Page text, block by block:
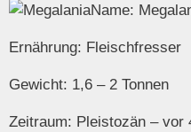
Name:
Ernährung: Fleischfresser
Gewicht: 1,6 – 2 Tonnen
Zeitraum: Pleistozän – vor